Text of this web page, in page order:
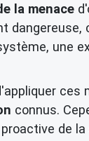
la menace
une
connus.
de